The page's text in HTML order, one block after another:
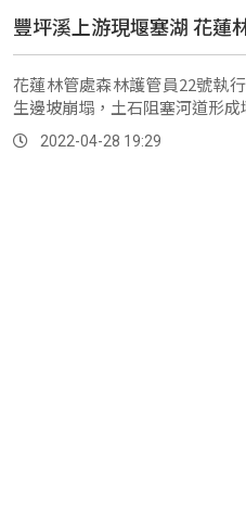
豐坪溪上游現堰塞湖 花蓮
花蓮林管處森林護管員22號執
生邊坡崩塌，土石阻塞河道形成
2022-04-28 19:29